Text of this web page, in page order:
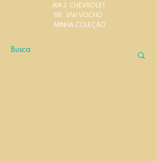
AIA 2 CHEVROLET
BR VW VOCHO
MINHA COLEÇÃO